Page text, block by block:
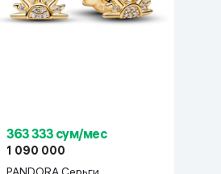
363 333 сум/мес
1 090 000